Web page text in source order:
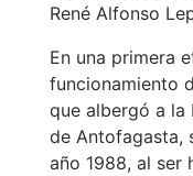
René Alfonso
En una primera
funcionamiento
que albergó a la
de Antofagasta,
año 1988, al ser